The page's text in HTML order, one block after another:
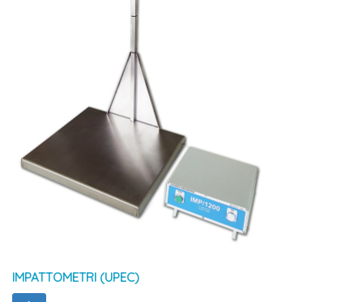
IMPATTOMETRI (UPEC)